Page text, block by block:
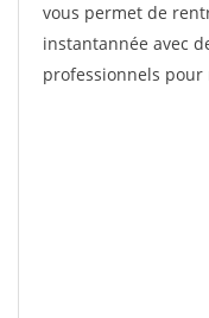
vous permet de
instantannée avec
professionnels